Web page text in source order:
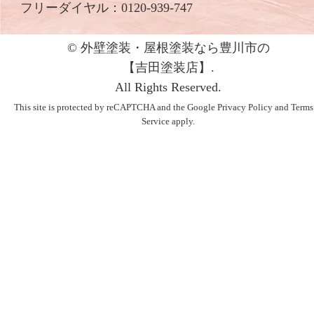
フリーダイヤル： 0120-939-747
© 外壁塗装・屋根塗装なら豊川市の
【吉⽥塗装店】.
All Rights Reserved.
This site is protected by reCAPTCHA and the Google Privacy Policyand
Service apply.